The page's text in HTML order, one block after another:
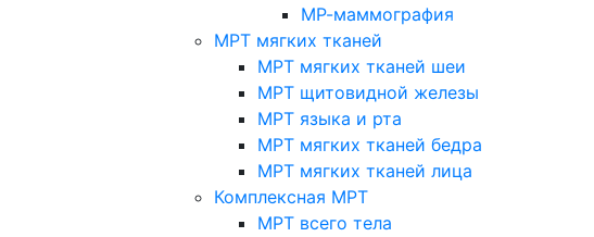
МР-маммография
МРТ мягких тканей
МРТ мягких тканей шеи
МРТ щитовидной железы
МРТ языка и рта
МРТ мягких тканей бедра
МРТ мягких тканей лица
Комплексная МРТ
МРТ всего тела